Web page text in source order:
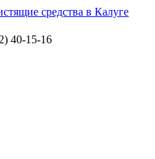
средства в Калуге
40-15-16